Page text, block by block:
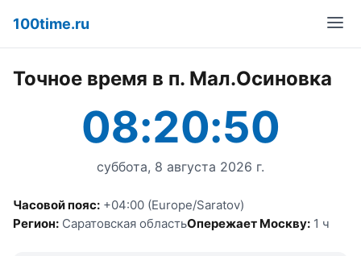
100time.ru
Точное время в п. Мал.Осиновка
08:20:50
суббота, 8 августа 2026 г.
Часовой пояс: +04:00 (Europe/Saratov)
Регион: Саратовская областьОпережает Москву: 1 ч